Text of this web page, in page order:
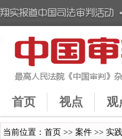
首页 视点 观
当前位置： 首页 >> 案件 >> 实